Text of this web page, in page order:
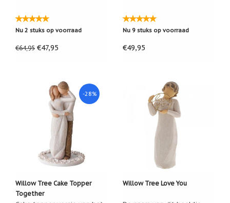
Nu 2 stuks op voorraad
€64,95 €47,95
Nu 9 stuks op voorraad
€49,95
-28%
Willow Tree Cake Topper
Together
Willow Tree Love You